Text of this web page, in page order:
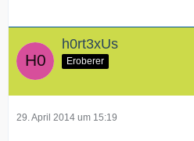
h0rt3xUs
Eroberer
29. April 2014 um 15:19